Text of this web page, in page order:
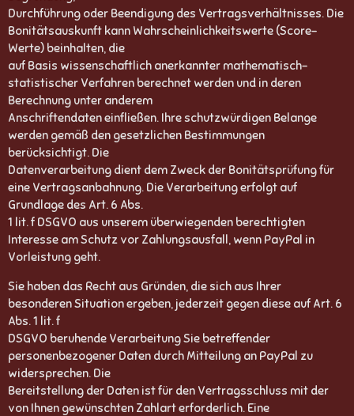
Durchführung oder Beendigung des Vertragsverhältnisses. Die
Bonitätsauskunft kann Wahrscheinlichkeitswerte (Score-
Werte) beinhalten, die
auf Basis wissenschaftlich anerkannter mathematisch-
statistischer Verfahren berechnet werden und in deren
Berechnung unter anderem
Anschriftendaten einfließen. Ihre schutzwürdigen Belange
werden gemäß den gesetzlichen Bestimmungen
berücksichtigt. Die
Datenverarbeitung dient dem Zweck der Bonitätsprüfung für
eine Vertragsanbahnung. Die Verarbeitung erfolgt auf
Grundlage des Art. 6 Abs.
1 lit. f DSGVO aus unserem überwiegenden berechtigten
Interesse am Schutz vor Zahlungsausfall, wenn PayPal in
Vorleistung geht.
Sie haben das Recht aus Gründen, die sich aus Ihrer
besonderen Situation ergeben, jederzeit gegen diese auf Art. 6
Abs. 1 lit. f
DSGVO beruhende Verarbeitung Sie betreffender
personenbezogener Daten durch Mitteilung an PayPal zu
widersprechen. Die
Bereitstellung der Daten ist für den Vertragsschluss mit der
von Ihnen gewünschten Zahlart erforderlich. Eine